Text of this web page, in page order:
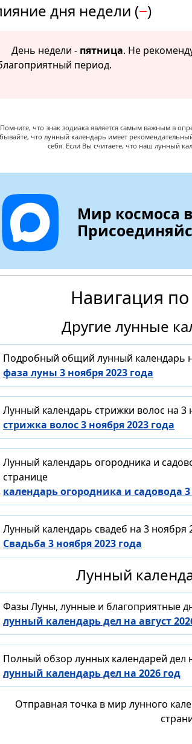
дня недели (−)
День недели - пятница. Не
период.
Помните, что знак зодиака является самым важным в
что лунный календарь имеет
себя. Если Вы считаете, что наш лунный
Мир космоса
Навигация
Другие лунные
Подробный общий лунный календарь
фаза луны 3 ноября 2023 года
Лунный календарь стрижки волос на
стрижка волос 3 ноября 2023 года
Лунный календарь огородника и
странице
календарь огородника и садовода 3
Лунный календарь свадеб на 3
Свадьба 3 ноября 2023 года
Лунный
Фазы Луны, лунные и благоприятные
лунный календарь дел на август
Полный обзор лунных календарей дел
лунный календарь дел на 2026 год
Отправная точка в мир лунного